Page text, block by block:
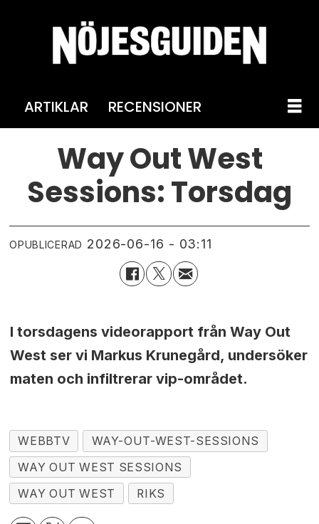
ARTIKLAR RECENSIONER
Way Out West
Sessions: Torsdag
OPUBLICERAD 2026-06-16 - 03:11
I torsdagens videorapport från Way Out
West ser vi Markus Krunegård, undersöker
maten och infiltrerar vip-området.
WEBBTV
WAY-OUT-WEST-SESSIONS
WAY OUT WEST SESSIONS
WAY OUT WEST
RIKS